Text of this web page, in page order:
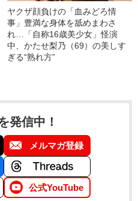
ヤクザ顔負けの「血みどろ情
事」豊満な身体を舐めまわさ
れ…「自称16歳美少女」怪演
中、かたせ梨乃（69）の美しす
ぎる“熟れ方”
発信中！
メルマガ登録
公式YouTube